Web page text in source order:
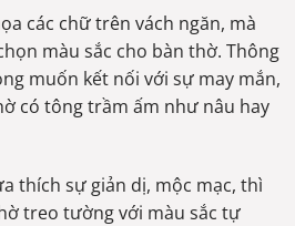
các chữ trên vách ngăn, mà
màu sắc cho bàn thờ. Thông
muốn kết nối với sự may mắn,
có tông trầm ấm như nâu hay
thích sự giản dị, mộc mạc, thì
treo tường với màu sắc tự